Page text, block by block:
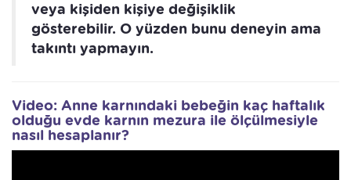
veya kişiden kişiye değişiklik
gösterebilir. O yüzden bunu deneyin ama
takıntı yapmayın.
Video: Anne karnındaki bebeğin kaç haftalık
olduğu evde karnın mezura ile ölçülmesiyle
nasıl hesaplanır?